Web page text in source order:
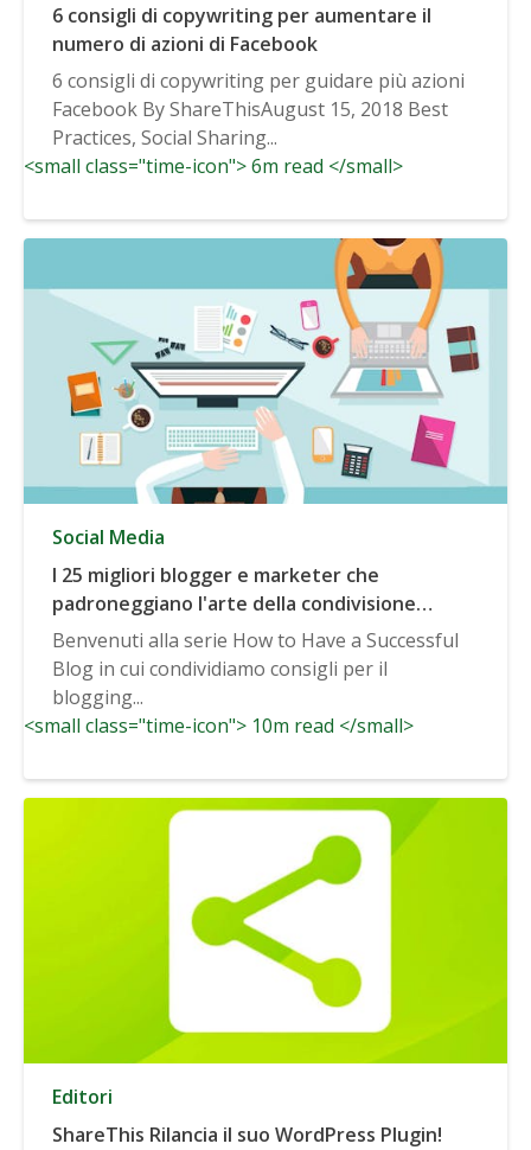
6 consigli di copywriting per aumentare il
numero di azioni di Facebook
6 consigli di copywriting per guidare più azioni
Facebook By ShareThisAugust 15, 2018 Best
Practices, Social Sharing...
<small class="time-icon"> 6m read </small>
Social Media
I 25 migliori blogger e marketer che
padroneggiano l'arte della condivisione
sociale
Benvenuti alla serie How to Have a Successful
Blog in cui condividiamo consigli per il
blogging...
<small class="time-icon"> 10m read </small>
Editori
ShareThis Rilancia il suo WordPress Plugin!